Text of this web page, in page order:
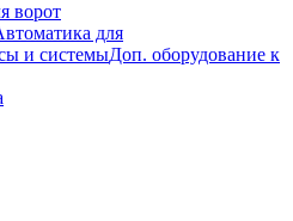
ворот
для
и системыДоп. оборудование к